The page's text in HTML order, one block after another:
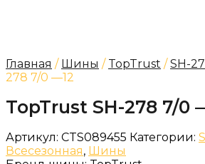
Главная / Шины / TopTrust /SH-
278 7/0 —12
TopTrust SH-278 7/0
Артикул: CTS089455 Категории:
Всесезонная, Шины